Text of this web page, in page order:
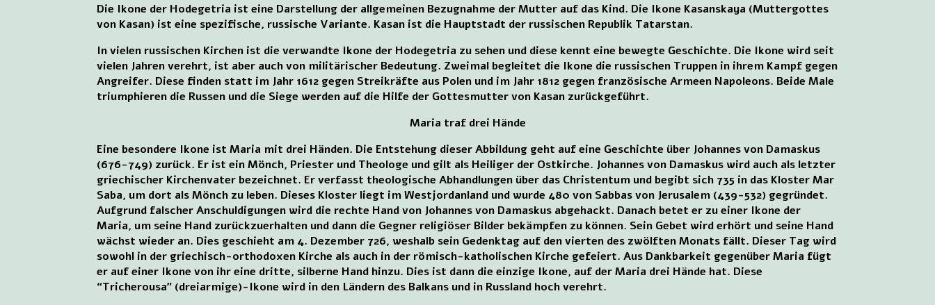
Die Ikone der Hodegetria ist eine Darstellung der allgemeinen Bezugnahme der Mutter auf das Kind. Die Ikone Kasanskaya (Muttergottes
von Kasan) ist eine spezifische, russische Variante. Kasan ist die Hauptstadt der russischen Republik Tatarstan.
In vielen russischen Kirchen ist die verwandte Ikone der Hodegetria zu sehen und diese kennt eine bewegte Geschichte. Die Ikone wird seit
vielen Jahren verehrt, ist aber auch von militärischer Bedeutung. Zweimal begleitet die Ikone die russischen Truppen in ihrem Kampf gegen
Angreifer. Diese finden statt im Jahr 1612 gegen Streikräfte aus Polen und im Jahr 1812 gegen französische Armeen Napoleons. Beide Male
triumphieren die Russen und die Siege werden auf die Hilfe der Gottesmutter von Kasan zurückgeführt.
Maria traf drei Hände
Eine besondere Ikone ist Maria mit drei Händen. Die Entstehung dieser Abbildung geht auf eine Geschichte über Johannes von Damaskus
(676-749) zurück. Er ist ein Mönch, Priester und Theologe und gilt als Heiliger der Ostkirche. Johannes von Damaskus wird auch als letzter
griechischer Kirchenvater bezeichnet. Er verfasst theologische Abhandlungen über das Christentum und begibt sich 735 in das Kloster Mar
Saba, um dort als Mönch zu leben. Dieses Kloster liegt im Westjordanland und wurde 480 von Sabbas von Jerusalem (439-532) gegründet.
Aufgrund falscher Anschuldigungen wird die rechte Hand von Johannes von Damaskus abgehackt. Danach betet er zu einer Ikone der
Maria, um seine Hand zurückzuerhalten und dann die Gegner religiöser Bilder bekämpfen zu können. Sein Gebet wird erhört und seine Hand
wächst wieder an. Dies geschieht am 4. Dezember 726, weshalb sein Gedenktag auf den vierten des zwölften Monats fällt. Dieser Tag wird
sowohl in der griechisch-orthodoxen Kirche als auch in der römisch-katholischen Kirche gefeiert. Aus Dankbarkeit gegenüber Maria fügt
er auf einer Ikone von ihr eine dritte, silberne Hand hinzu. Dies ist dann die einzige Ikone, auf der Maria drei Hände hat. Diese
“Tricherousa” (dreiarmige)-Ikone wird in den Ländern des Balkans und in Russland hoch verehrt.